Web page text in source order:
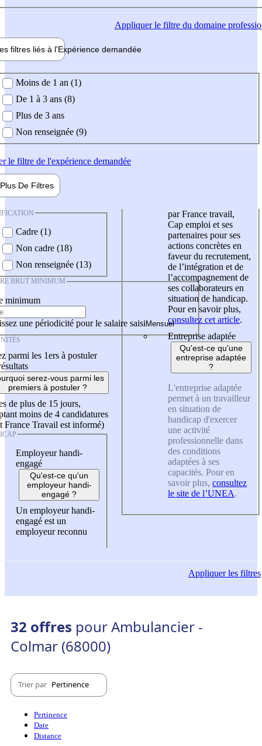
Appliquerle filtre du domaine
filtres liés à l'Expérience demandée
demandée
Moins de 1 an (1)
De 1 à 3 ans (8)
Plus de 3 ans
Non renseignée (9)
le filtre de l'expérience demandée
Plus De Filtres
Cadre (1)
Non cadre (18)
Non renseignée (13)
BRUT MINIMUM
minimum
une périodicité pour le salaire saisi
parmi les 1ers à postuler
serez-vous parmi les
premiers à postuler ?
de plus de 15 jours,
moins de 4 candidatures
France Travail est informé)
Employeur handi-
engagé
Qu'est-ce qu'un
employeur handi-
engagé ?
Un employeur handi-
engagé est un
employeur reconnu
par France travail,
Cap emploi et ses
partenaires pour ses
actions concrètes en
faveur du recrutement,
de l’intégration et de
l’accompagnement de
ses collaborateurs en
situation de handicap.
Pour en savoir plus,
consultez cet article.
Entreprise adaptée
Qu'est-ce qu'une
entreprise adaptée
?
L'entreprise adaptée
permet à un travailleur
en situation de
handicap d'exercer
une activité
professionnelle dans
des conditions
adaptées à ses
capacités. Pour en
savoir plus, consultez
le site de l’UNEA.
Appliquerles filtres
32 offres pour Ambulancier -
Colmar (68000)
Trier par Pertinence
Pertinence
Date
Distance